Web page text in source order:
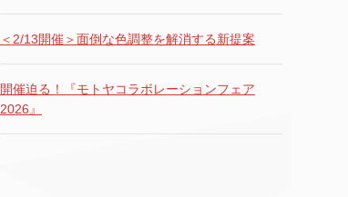
＜2/13開催＞面倒な色調整を解消する新提案
開催迫る！『モトヤコラボレーションフェア
2026』